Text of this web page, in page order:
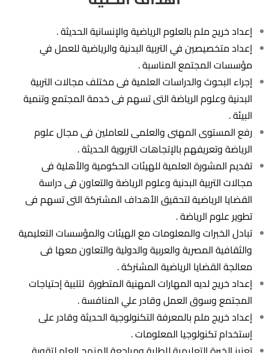
إعداد خريج ملم بالعلوم الرياضية والإنسانية الحديثة .
إعداد متخصيصين في التربية البدنية والرياضية للعمل في
مؤسسات المجتمع المناسبة .
إجراء البحوث والدراسات العلمية فى مختلف مجالات التربية
البدنية وعلوم الرياضة التى تسهم فى خدمة المجتمع وتنمية
البيئة .
رفع المستوى المهنى والعلمى للعاملين فى مجال علوم
الرياضة وتعريفهم بالإتجاهات التربوية الحديثة .
تقديم المشورة العلمية للهيئات الحكومية والأهلية فى
مجالات التربية البدنية وعلوم الرياضة والتعاون فى دراسة
القضايا الرياضية لتحقيق الأهداف المشتركة التى تسهم فى
تطوير علوم الرياضة .
تبادل الخبرات والمعلومات مع الهيئات والمؤسسات التعليمية
والثقافية المصرية والعربية والدولية والتعاون معها فى
معالجة القضايا الرياضية المشتركة .
إعداد خريج لديه المهارات المهنية المتطورة لتلبية إحتياجات
المجتمع وسوق العمل وقادر علي المنافسة .
إعداد خريج ملم بالمعرفة التكنولوجية الحديثة وقادر على
إستخدام تكنولوجيا المعلومات .